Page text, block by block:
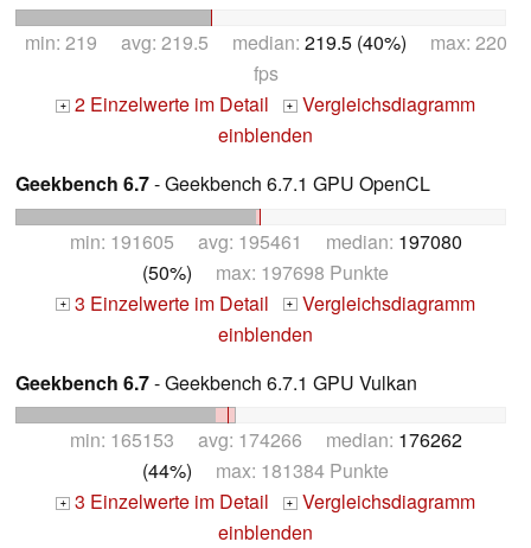
min: 219 avg: 219.5 median: 219.5 (40%) max: 220
fps
+ 2 Einzelwerte im Detail + Vergleichsdiagramm
einblenden
Geekbench 6.7- Geekbench 6.7.1 GPU OpenCL
min: 191605 avg: 195461 median: 197080
(50%) max: 197698 Punkte
+ 3 Einzelwerte im Detail + Vergleichsdiagramm
einblenden
Geekbench 6.7- Geekbench 6.7.1 GPU Vulkan
min: 165153 avg: 174266 median: 176262
(44%) max: 181384 Punkte
+ 3 Einzelwerte im Detail + Vergleichsdiagramm
einblenden